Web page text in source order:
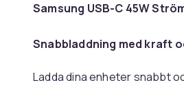
Samsung USB-C 45W
Snabbladdning med kraft
Ladda dina enheter snabbt